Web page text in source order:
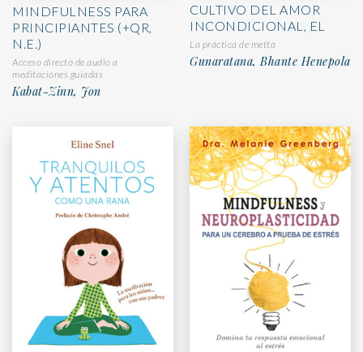
MINDFULNESS PARA
PRINCIPIANTES (+QR,
N.E.)
Acceso directo de audio a
meditaciones guiadas
Kabat-Zinn, Jon
CULTIVO DEL AMOR
INCONDICIONAL, EL
La práctica de metta
Gunaratana, Bhante Henepola